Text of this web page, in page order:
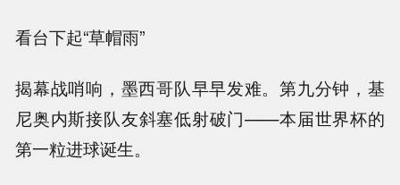
看台下起“草帽雨”
揭幕战哨响，墨西哥队早早发难。第九分钟，基
尼奥内斯接队友斜塞低射破门——本届世界杯的
第一粒进球诞生。